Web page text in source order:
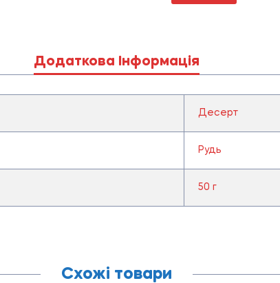
Додаткова Інформація
Десерт
Рудь
50 г
Схожі товари